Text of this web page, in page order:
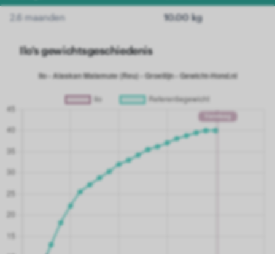
2.6 maanden 10.00 kg
Ilo's gewichtsgeschiedenis